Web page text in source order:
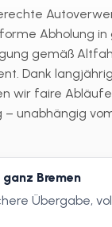
Abholung in
gemäß
Dank
wir faire
unabhängig
Bremen
Übergabe,